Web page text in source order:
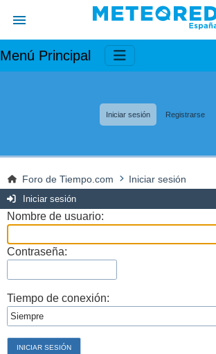
Menú Principal
Iniciar sesión Registrarse
Foro de Tiempo.com Iniciar sesión
Iniciar sesión
Nombre de usuario:
Contraseña:
Tiempo de conexión: